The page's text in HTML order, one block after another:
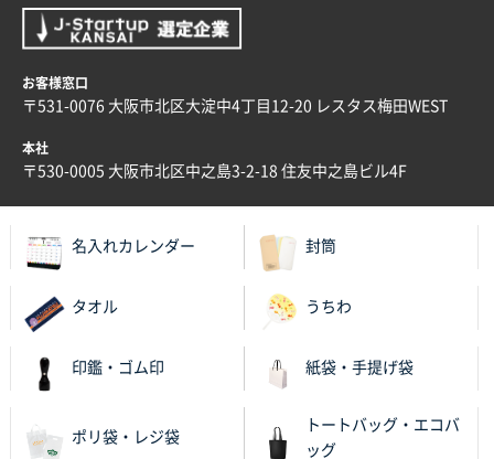
大阪府E社様
2025年11月28日 15:13
他部署のスタッフからの指示
兵庫県S社様
以前発注しているので、データが残っている点が良か
2025年11月25日 16:41
前回同様、安心できるから
お客様窓口
〒531-0076 大阪市北区大淀中4丁目12-20 レスタス梅田WEST
本社
〒530-0005 大阪市北区中之島3-2-18 住友中之島ビル4F
名入れカレンダー 封筒
タオル うちわ
印鑑・ゴム印 紙袋・手提げ袋
ポリ袋・レジ袋
トートバッグ・エコバ
ッグ